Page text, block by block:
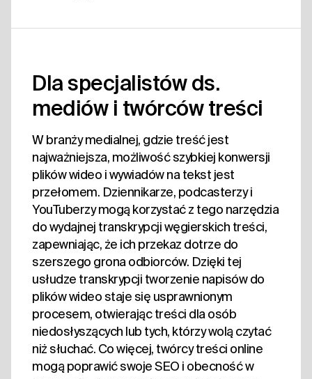
Dla specjalistów ds.
mediów i twórców treści
W branży medialnej, gdzie treść jest
najważniejsza, możliwość szybkiej konwersji
plików wideo i wywiadów na tekst jest
przełomem. Dziennikarze, podcasterzy i
YouTuberzy mogą korzystać z tego narzędzia
do wydajnej transkrypcji węgierskich treści,
zapewniając, że ich przekaz dotrze do
szerszego grona odbiorców. Dzięki tej
usłudze transkrypcji tworzenie napisów do
plików wideo staje się usprawnionym
procesem, otwierając treści dla osób
niedosłyszących lub tych, którzy wolą czytać
niż słuchać. Co więcej, twórcy treści online
mogą poprawić swoje SEO i obecność w